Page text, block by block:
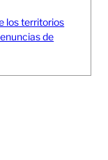
los territorios
de